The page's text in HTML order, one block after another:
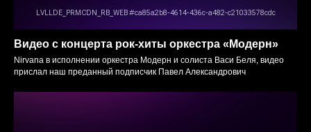
Видео с концерта рок-хиты оркестра «‎Модерн»
Nirvana в исполнении оркестра Модерн и солиста Васи Беля, видео
прислал наш преданный подписчик Павел Александрович